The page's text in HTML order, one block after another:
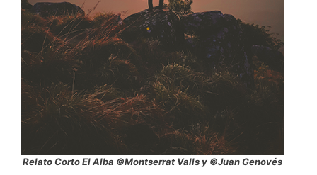
Relato Corto El Alba ©Montserrat Valls y ©Juan Genovés